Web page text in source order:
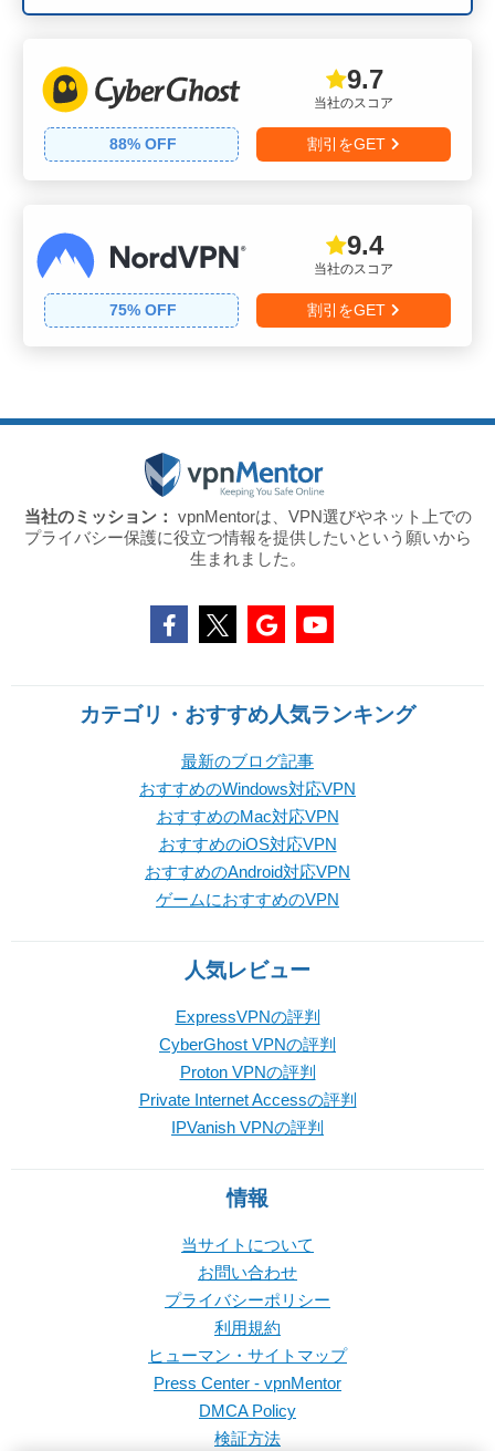
当社のスコア
9.7
88% OFF 割引をGET
当社のスコア
9.4
75% OFF 割引をGET
当社のミッション： vpnMentorは、VPN選びやネット上での
プライバシー保護に役立つ情報を提供したいという願いから
生まれました。
カテゴリ・おすすめ人気ランキング
最新のブログ記事
おすすめのWindows対応VPN
おすすめのMac対応VPN
おすすめのiOS対応VPN
おすすめのAndroid対応VPN
ゲームにおすすめのVPN
人気レビュー
ExpressVPNの評判
CyberGhost VPNの評判
Proton VPNの評判
Private Internet Accessの評判
IPVanish VPNの評判
情報
当サイトについて
お問い合わせ
プライバシーポリシー
利用規約
ヒューマン・サイトマップ
Press Center - vpnMentor
DMCA Policy
検証方法